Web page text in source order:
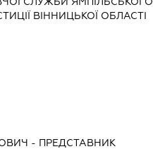
ВІННИЦЬКОЇ ОБЛАСТІ
- ПРЕДСТАВНИК